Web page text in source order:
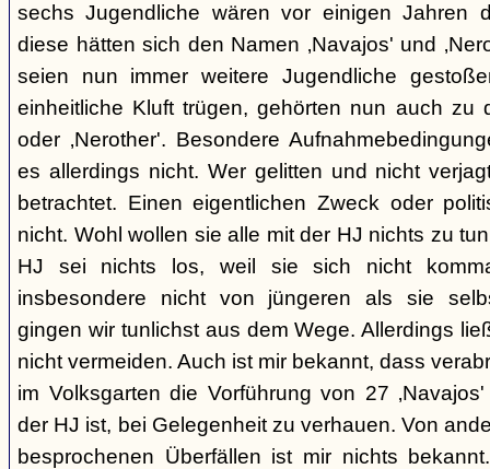
sechs Jugendliche wären vor einigen Jahren
diese hätten sich den Namen ‚Navajos' und
seien nun immer weitere Jugendliche
einheitliche Kluft trügen, gehörten nun auch zu
oder ‚Nerother'. Besondere
es allerdings nicht. Wer gelitten und nicht
betrachtet. Einen eigentlichen Zweck oder
nicht. Wohl wollen sie alle mit der HJ nichts zu
HJ sei nichts los, weil sie sich nicht
insbesondere nicht von jüngeren als sie
gingen wir tunlichst aus dem Wege. Allerdings
nicht vermeiden. Auch ist mir bekannt, dass
im Volksgarten die Vorführung von 27
der HJ ist, bei Gelegenheit zu verhauen. Von
besprochenen Überfällen ist mir nichts